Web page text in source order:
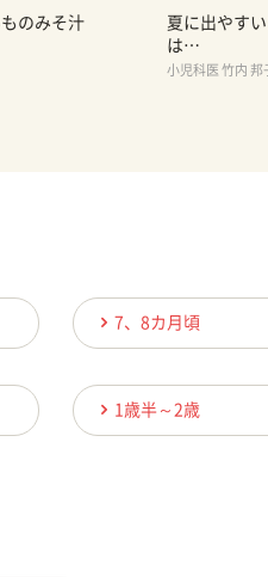
のみそ汁
夏に出やす
は…
小児科医 竹内 邦
7、8カ月頃
1歳半～2歳